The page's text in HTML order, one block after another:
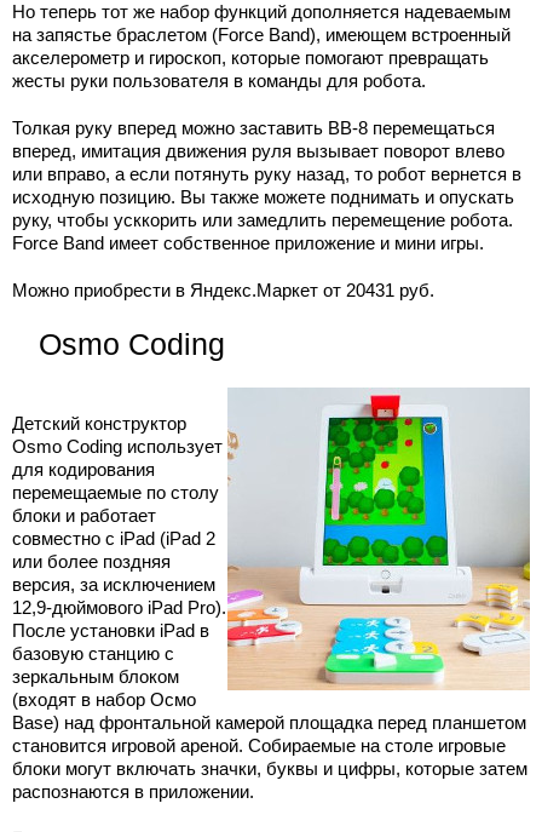
Но теперь тот же набор функций дополняется надеваемым
на запястье браслетом (Force Band), имеющем встроенный
акселерометр и гироскоп, которые помогают превращать
жесты руки пользователя в команды для робота.
Толкая руку вперед можно заставить ВВ-8 перемещаться
вперед, имитация движения руля вызывает поворот влево
или вправо, а если потянуть руку назад, то робот вернется в
исходную позицию. Вы также можете поднимать и опускать
руку, чтобы усккорить или замедлить перемещение робота.
Force Band имеет собственное приложение и мини игры.
Можно приобрести в Яндекс.Маркет от 20431 руб.
Osmo Coding
Детский конструктор
Osmo Coding использует
для кодирования
перемещаемые по столу
блоки и работает
совместно с iPad (iPad 2
или более поздняя
версия, за исключением
12,9-дюймового iPad Pro).
После установки iPad в
базовую станцию с
зеркальным блоком
(входят в набор Осмо
Base) над фронтальной камерой площадка перед планшетом
становится игровой ареной. Собираемые на столе игровые
блоки могут включать значки, буквы и цифры, которые затем
распознаются в приложении.